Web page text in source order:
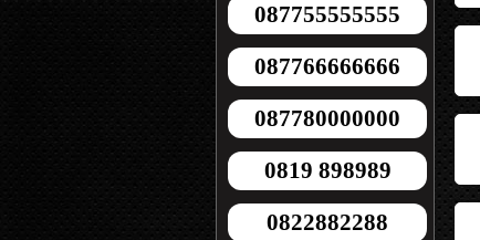
087755555555
087766666666
087780000000
0819 898989
0822882288